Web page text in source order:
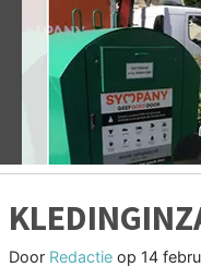
Vorige
Door Redactie op 14